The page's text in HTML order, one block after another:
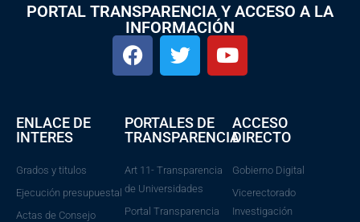
PORTAL TRANSPARENCIA Y ACCESO A LA
INFORMACIÓN
ENLACE DE
INTERES
Grados y titulos
Ejecución presupuestal
Actas de Consejo
PORTALES DE
TRANSPARENCIA
Art 11- Transparencia
de Universidades
Portal Transparencia
ACCESO
DIRECTO
Gobierno Digital
Vicerectorado
Investigación